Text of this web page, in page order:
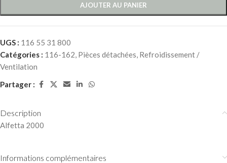
AJOUTER AU PANIER
UGS : 116 55 31 800
Catégories : 116-162, Pièces détachées, Refroidissement /
Ventilation
Partager :
Description
Alfetta 2000
Informations complémentaires